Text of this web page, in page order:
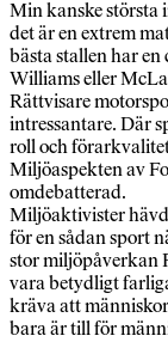
Min kanske största
det är en extrem
bästa stallen har
Williams eller
Rättvisare
intressantare. Där
roll och
Miljöaspekten av
omdebatterad.
Miljöaktivister
för en sådan sport
stor miljöpåverkan
vara betydligt
kräva att
bara är till för